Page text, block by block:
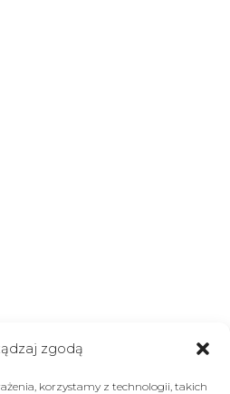
zgodą
korzystamy z technologii, takich